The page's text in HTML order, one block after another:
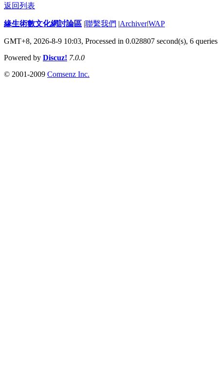
返回列表
緣生術數文化網討論區 |聯繫我們 |Archiver|WAP
GMT+8, 2026-8-9 10:03, Processed in 0.028807 second(s), 6 queries
Powered by Discuz! 7.0.0
© 2001-2009 Comsenz Inc.